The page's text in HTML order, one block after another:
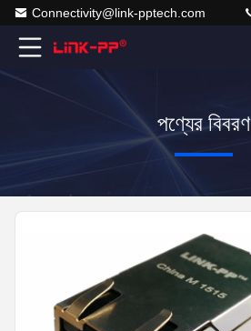
Connectivity@link-pptech.com
পণ্যের বিবরণ